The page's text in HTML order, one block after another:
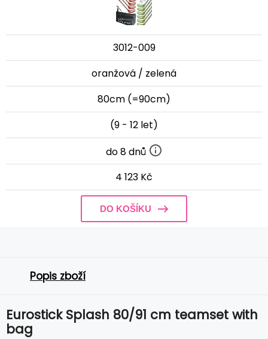
3012-009
oranžová / zelená
80cm (=90cm)
(9 - 12 let)
do 8 dnů
4 123 Kč
DO KOŠÍKU
Popis zboží
Eurostick Splash 80/91 cm teamset with
bag